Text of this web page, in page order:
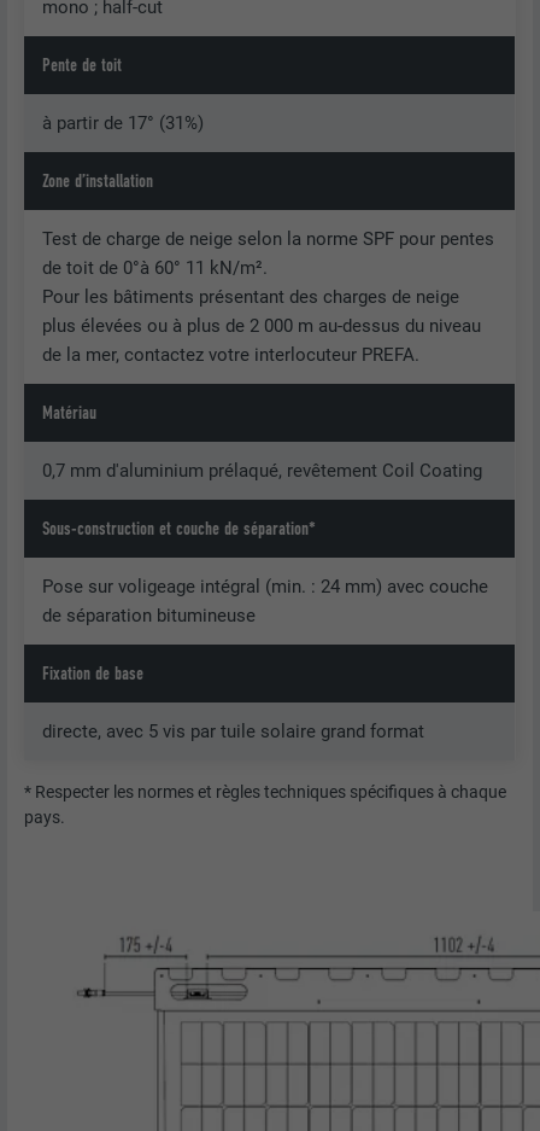
mono ; half-cut
Pente de toit
à partir de 17° (31%)
Zone d’installation
Test de charge de neige selon la norme SPF pour pentes
de toit de 0°à 60° 11 kN/m².
Pour les bâtiments présentant des charges de neige
plus élevées ou à plus de 2 000 m au-dessus du niveau
de la mer, contactez votre interlocuteur PREFA.
Matériau
0,7 mm d'aluminium prélaqué, revêtement Coil Coating
Sous-construction et couche de séparation*
Pose sur voligeage intégral (min. : 24 mm) avec couche
de séparation bitumineuse
Fixation de base
directe, avec 5 vis par tuile solaire grand format
* Respecter les normes et règles techniques spécifiques à chaque
pays.